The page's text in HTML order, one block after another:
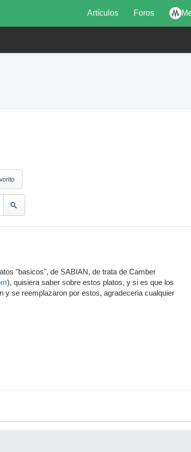
Artículos Foros
"basicos", de SABIAN, de trata de Camber
), quisiera saber sobre estos platos, y si es que los
y se reemplazaron por estos, agradeceria cualquier